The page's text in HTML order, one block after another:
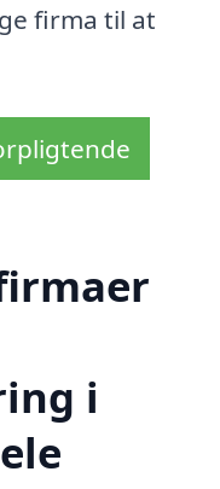
firma til at
i